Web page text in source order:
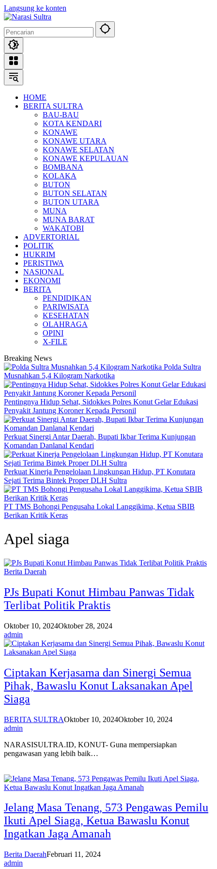
Langsung ke konten
HOME
BERITA SULTRA
BAU-BAU
KOTA KENDARI
KONAWE
KONAWE UTARA
KONAWE SELATAN
KONAWE KEPULAUAN
BOMBANA
KOLAKA
BUTON
BUTON SELATAN
BUTON UTARA
MUNA
MUNA BARAT
WAKATOBI
ADVERTORIAL
POLITIK
HUKRIM
PERISTIWA
NASIONAL
EKONOMI
BERITA
PENDIDIKAN
PARIWISATA
KESEHATAN
OLAHRAGA
OPINI
X-FILE
Breaking News
Polda Sultra
Musnahkan 5,4 Kilogram Narkotika
Pentingnya Hidup Sehat, Sidokkes Polres Konut Gelar Edukasi
Penyakit Jantung Koroner Kepada Personil
Perkuat Sinergi Antar Daerah, Bupati Ikbar Terima Kunjungan
Komandan Danlanal Kendari
Perkuat Kinerja Pengelolaan Lingkungan Hidup, PT Konutara
Sejati Terima Bintek Proper DLH Sultra
PT TMS Bohongi Pengusaha Lokal Langgikima, Ketua SBIB
Berikan Kritik Keras
Apel siaga
Berita Daerah
PJs Bupati Konut Himbau Panwas Tidak
Terlibat Politik Praktis
Oktober 10, 2024Oktober 28, 2024
admin
Ciptakan Kerjasama dan Sinergi Semua
Pihak, Bawaslu Konut Laksanakan Apel
Siaga
BERITA SULTRAOktober 10, 2024Oktober 10, 2024
admin
NARASISULTRA.ID, KONUT- Guna mempersiapkan
pengawasan yang lebih baik…
Jelang Masa Tenang, 573 Pengawas Pemilu
Ikuti Apel Siaga, Ketua Bawaslu Konut
Ingatkan Jaga Amanah
Berita DaerahFebruari 11, 2024
admin